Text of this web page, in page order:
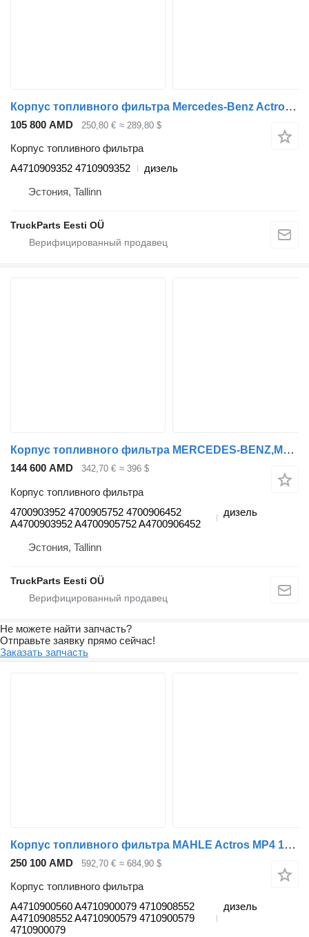
Корпус топливного фильтра Mercedes-Benz Actros MP4 2551 (01.13-) A4710909352 для тягача Mercedes-Benz Actros MP4 Antos Arocs (2012-)
105 800 AMD 250,80 € ≈ 289,80 $
Корпус топливного фильтра
A4710909352 4710909352
дизель
Эстония, Tallinn
TruckParts Eesti OÜ
Корпус топливного фильтра MERCEDES-BENZ,MAHLE Actros MP4 1843 (01.12-) 4700903952 для тягача Mercedes-Benz Actros MP4 Antos Arocs (2012-)
144 600 AMD 342,70 € ≈ 396 $
Корпус топливного фильтра
4700903952 4700905752 4700906452
A4700903952 A4700905752 A4700906452
дизель
Эстония, Tallinn
TruckParts Eesti OÜ
Не можете найти запчасть?
Отправьте заявку прямо сейчас!
Заказать запчасть
Корпус топливного фильтра MAHLE Actros MP4 1842 (01.12-) A4710900560 для тягача Mercedes-Benz Actros MP4 Antos Arocs (2012-)
250 100 AMD 592,70 € ≈ 684,90 $
Корпус топливного фильтра
A4710900560 A4710900079 4710908552
A4710908552 A4710900579 4710900579
4710900079
дизель